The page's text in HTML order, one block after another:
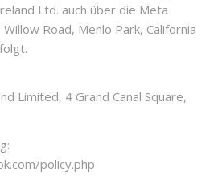
Ltd. auch über die Meta
Road, Menlo Park, California
Limited, 4 Grand Canal Square,
policy.php